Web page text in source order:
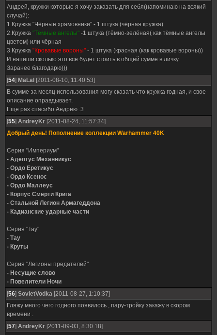
Андрей, кружки которые я хочу заказать для себя(напоминаю на всякий
случай):
1.Кружка "Чёрные храмовники" - 1 штука (чёрная кружка)
2.Кружка "Тёмные ангелы" -1 штука (тёмно-зелёная( как тёмные ангелы
цветом) или чёрная
3.Кружка "Кровавые вороны" - 1 штука (красная (как кровавые вороны))
И напиши сколько это всё будет стоить в общей сумме в личку.
Заранее благодарю)))
[54] MaLal [2011-08-10, 11:40:53]
В сумме за месяц использования могу сказать что кружка годная, и свое
описание оправдывает.
Еще раз спасибо Андрею :3
[55] AndreyKr [2011-08-24, 11:57:34]
Добрый день! Пополнение коллекции Warhammer 40K
Серия "Империум"
- Адептус Механникус
- Ордо Еретикус
- Ордо Ксенос
- Ордо Маллеус
- Корпус Смерти Крига
- Стальной Легион Армагеддона
- Кадианские ударные части
Серия "Тау"
- Тау
- Круты
Серия "Легионы предателей"
- Несущие слово
- Повелители Ночи
[56] SovietVodka [2011-08-27, 1:10:37]
Гляжу много чего годного появилось , пару-тройку закажу в скором
времени .
[57] AndreyKr [2011-09-03, 8:30:18]